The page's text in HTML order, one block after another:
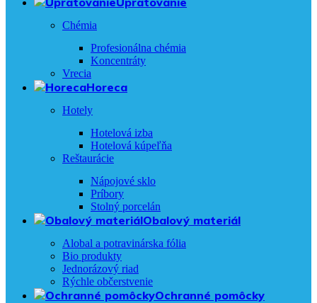
Chémia
Profesionálna chémia
Koncentráty
Vrecia
Horeca
Hotely
Hotelová izba
Hotelová kúpeľňa
Reštaurácie
Nápojové sklo
Príbory
Stolný porcelán
Obalový materiál
Alobal a potravinárska fólia
Bio produkty
Jednorázový riad
Rýchle občerstvenie
Ochranné pomôcky